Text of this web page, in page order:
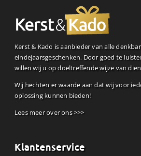
Kerst & Kado is aanbieder van alle
eindejaarsgeschenken. Door goed te
willen wij u op doeltreffende wijze van
Wij hechten er waarde aan dat wij voor
oplossing kunnen bieden!
Lees meer over ons >>>
Klantenservice